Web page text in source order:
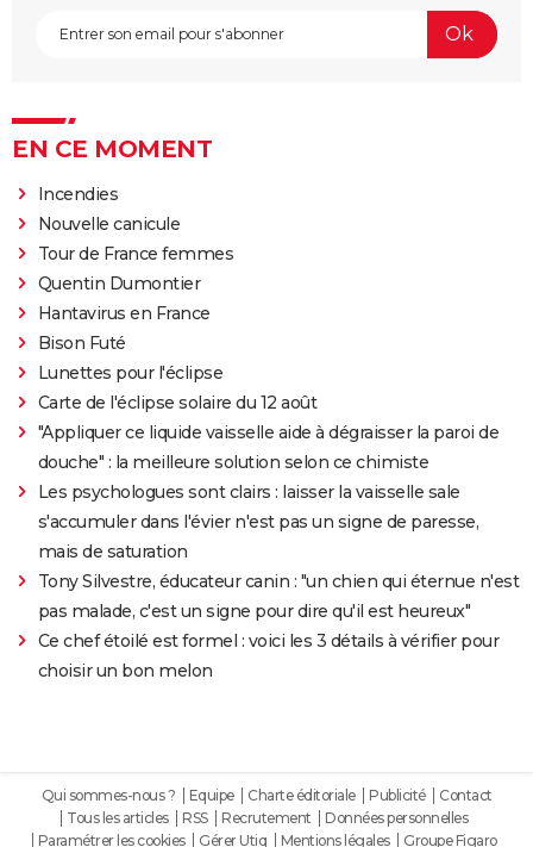
EN CE MOMENT
Incendies
Nouvelle canicule
Tour de France femmes
Quentin Dumontier
Hantavirus en France
Bison Futé
Lunettes pour l'éclipse
Carte de l'éclipse solaire du 12 août
"Appliquer ce liquide vaisselle aide à dégraisser la paroi de
douche" : la meilleure solution selon ce chimiste
Les psychologues sont clairs : laisser la vaisselle sale
s'accumuler dans l'évier n'est pas un signe de paresse,
mais de saturation
Tony Silvestre, éducateur canin : "un chien qui éternue n'est
pas malade, c'est un signe pour dire qu'il est heureux"
Ce chef étoilé est formel : voici les 3 détails à vérifier pour
choisir un bon melon
Qui sommes-nous ? Equipe Charte éditoriale Publicité
Contact
Tous les articles
RSS Recrutement
Données personnelles
Paramétrer les cookies
Gérer Utiq Mentions légales Groupe Figaro